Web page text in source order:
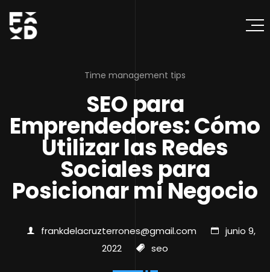
Time management tips
SEO para
Emprendedores: Cómo
Utilizar las Redes
Sociales para
Posicionar mi Negocio
frankdelacruzterrones@gmail.com
junio 9,
2022
seo